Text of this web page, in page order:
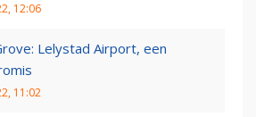
12:06
Lelystad Airport, een
11:02